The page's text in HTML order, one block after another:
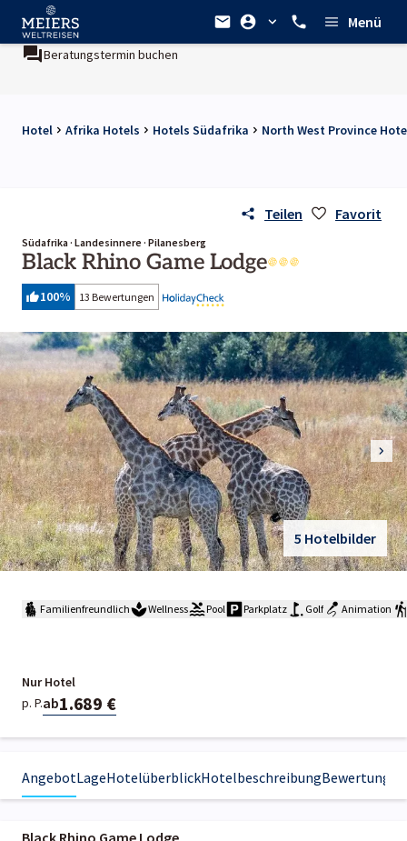
Menü
Beratungstermin buchen
Hotel Afrika Hotels Hotels Südafrika North West Province
Teilen Favorit
Südafrika · Landesinnere · Pilanesberg
Black Rhino Game Lodge
100% 13 Bewertungen
5 Hotelbilder
Familienfreundlich Wellness Pool Parkplatz Golf Animation
Nur Hotel
p. P.ab1.689 €
AngebotLageHotelüberblickHotelbeschreibungBewertungen
Black Rhino Game Lodge